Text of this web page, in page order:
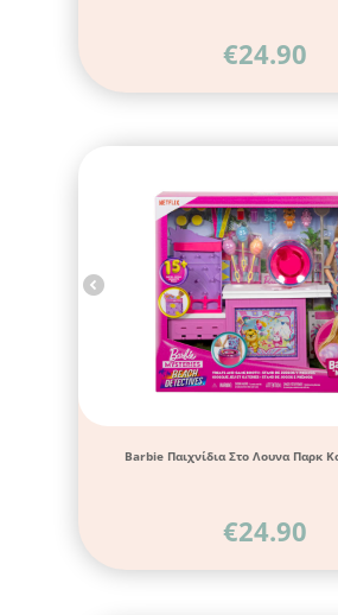
€24.90
Barbie Παιχνίδια Στο Λουνα Παρκ
€24.90